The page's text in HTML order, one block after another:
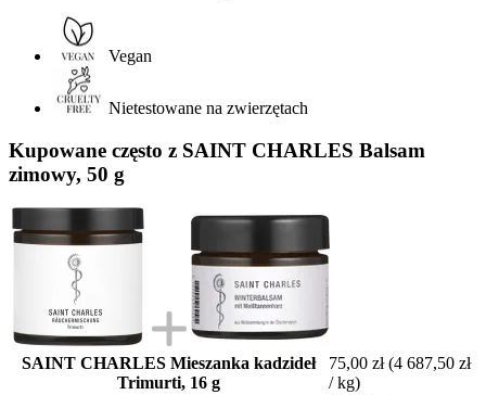
Vegan
Nietestowane na zwierzętach
Kupowane często z SAINT CHARLES Balsam
zimowy, 50 g
SAINT CHARLES Mieszanka kadzideł
Trimurti, 16 g
75,00 zł (4 687,50 zł
/ kg)